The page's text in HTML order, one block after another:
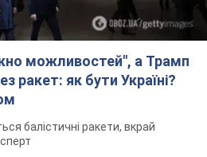
можливостей", а Трамп
ракет: як бути Україні?
балістичні ракети, вкрай